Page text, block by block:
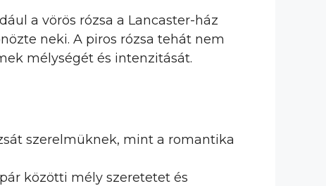
a vörös rózsa a Lancaster-ház
neki. A piros rózsa tehát nem
mélységét és intenzitását.
szerelmüknek, mint a romantika
közötti mély szeretetet és